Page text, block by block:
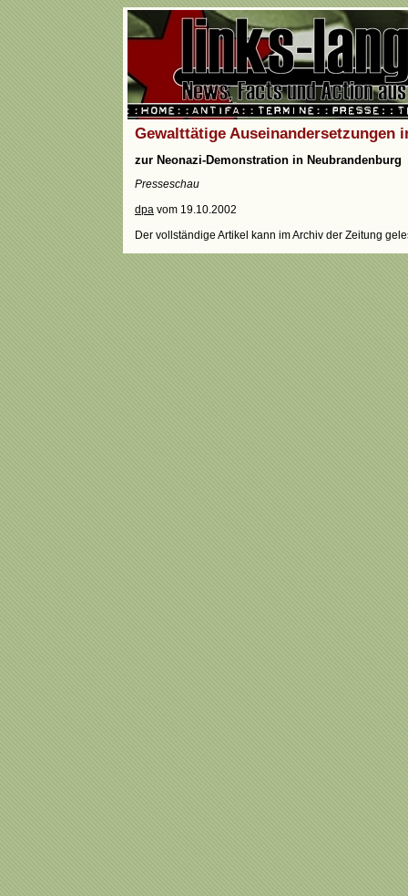
Gewalttätige Auseinandersetzungen
zur Neonazi-Demonstration in Neubrandenburg
Presseschau
dpa vom 19.10.2002
Der vollständige Artikel kann im Archiv der Zeitung